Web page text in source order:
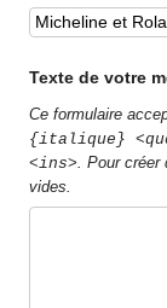
Texte de votre
Ce formulaire
{italique}
<ins>. Pour créer
vides.